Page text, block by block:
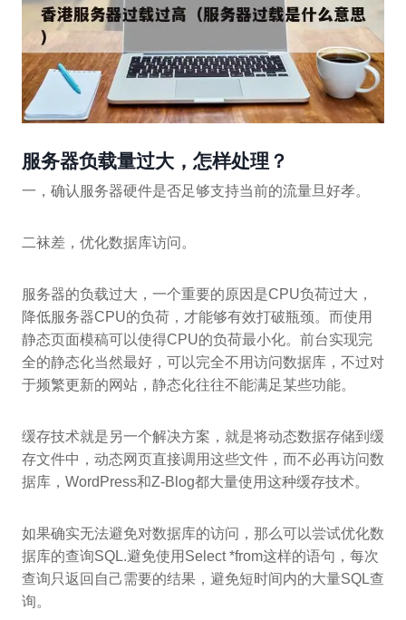
服务器负载量过大，怎样处理？
一，确认服务器硬件是否足够支持当前的流量旦好孝。
二袜差，优化数据库访问。
服务器的负载过大，一个重要的原因是CPU负荷过大，
降低服务器CPU的负荷，才能够有效打破瓶颈。而使用
静态页面模稿可以使得CPU的负荷最小化。前台实现完
全的静态化当然最好，可以完全不用访问数据库，不过对
于频繁更新的网站，静态化往往不能满足某些功能。
缓存技术就是另一个解决方案，就是将动态数据存储到缓
存文件中，动态网页直接调用这些文件，而不必再访问数
据库，WordPress和Z-Blog都大量使用这种缓存技术。
如果确实无法避免对数据库的访问，那么可以尝试优化数
据库的查询SQL.避免使用Select *from这样的语句，每次
查询只返回自己需要的结果，避免短时间内的大量SQL查
询。